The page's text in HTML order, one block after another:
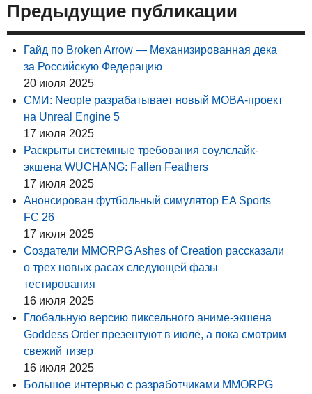
Предыдущие публикации
Гайд по Broken Arrow — Механизированная дека
за Российскую Федерацию
20 июля 2025
СМИ: Neople разрабатывает новый MOBA-проект
на Unreal Engine 5
17 июля 2025
Раскрыты системные требования соулслайк-
экшена WUCHANG: Fallen Feathers
17 июля 2025
Анонсирован футбольный симулятор EA Sports
FC 26
17 июля 2025
Создатели MMORPG Ashes of Creation рассказали
о трех новых расах следующей фазы
тестирования
16 июля 2025
Глобальную версию пиксельного аниме-экшена
Goddess Order презентуют в июле, а пока смотрим
свежий тизер
16 июля 2025
Большое интервью с разработчиками MMORPG